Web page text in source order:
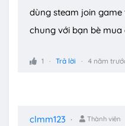
dùng steam join
chung với bạn bè
1 Trả lời 4 năm
clmm123 Thành viên